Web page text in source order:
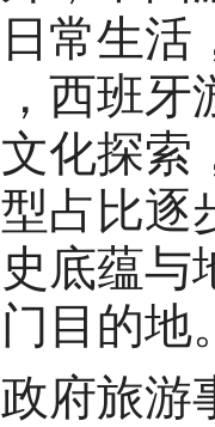
常生活
西班牙
化探索
占比
底蕴
目的地
旅游